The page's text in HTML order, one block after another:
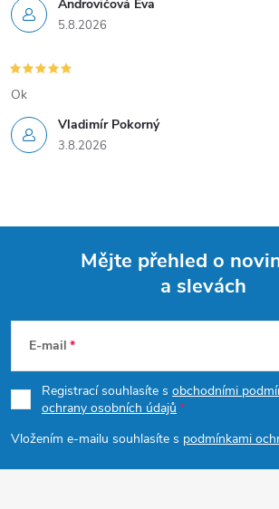
ý
i
s
u
Androvičová Eva
5.8.2026
Vladimír Pokorný
3.8.2026
Ok
p
a
t
Mějte přehled o
a slevách
E-mail
Registrací souhlasíte s obchodními
ochrany osobních údajů
Vložením e-mailu souhlasíte s podmínkami